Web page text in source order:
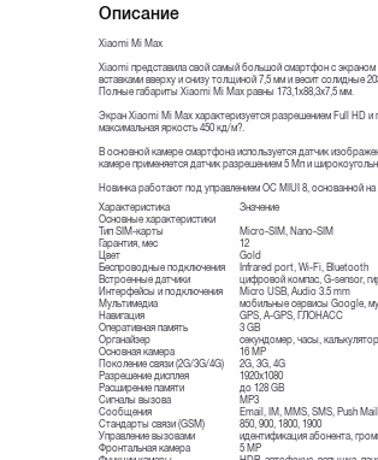
Описание
Xiaomi Mi Max
Xiaomi представила свой самый большой смартфон с
вставками вверху и снизу толщиной 7,5 мм и весит солидные
Полные габариты Xiaomi Mi Max равны 173,1х88,3х7,5 мм.
Экран Xiaomi Mi Max характеризуется разрешением Full HD
максимальная яркость 450 кд/м?.
В основной камере смартфона используется датчик
камере применяется датчик разрешением 5 Мп и
Новинка работают под управлением ОС MIUI 8, основанной
Характеристика
Значение
Основные характеристики
Тип SIM-карты
Micro-SIM, Nano-SIM
Гарантия, мес
12
Цвет
Gold
Беспроводные подключения
Infrared port, Wi-Fi, Bluetooth
Встроенные датчики
цифровой компас, G-sensor,
Интерфейсы и подключения
Micro USB, Audio 3.5 mm
Мультимедиа
мобильные сервисы Google,
Навигация
GPS, A-GPS, ГЛОНАСС
Оперативная память
3 GB
Органайзер
секундомер, часы,
Основная камера
16 MP
Поколение связи (2G/3G/4G)
2G, 3G, 4G
Разрешение дисплея
1920х1080
Расширение памяти
до 128 GB
Сигналы вызова
MP3
Сообщения
Email, IM, MMS, SMS, Push Mail
Стандарты связи (GSM)
850, 900, 1800, 1900
Управление вызовами
идентификация абонента,
Фронтальная камера
5 MP